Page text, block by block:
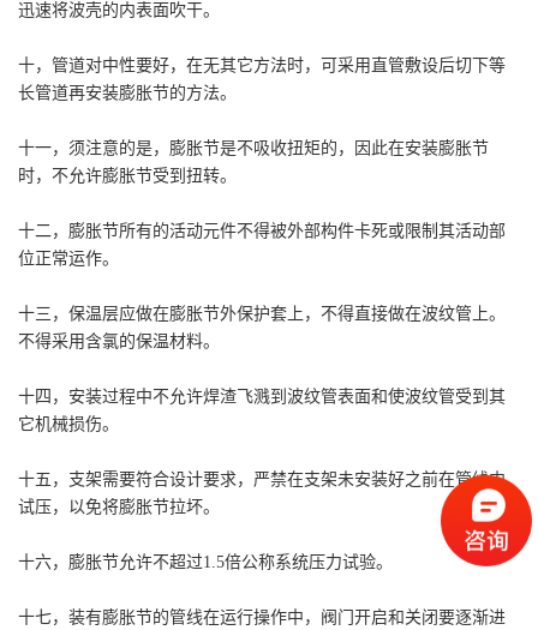
迅速将波壳的内表面吹干。
十，管道对中性要好，在无其它方法时，可采用直管敷设后切下等
长管道再安装膨胀节的方法。
十一，须注意的是，膨胀节是不吸收扭矩的，因此在安装膨胀节
时，不允许膨胀节受到扭转。
十二，膨胀节所有的活动元件不得被外部构件卡死或限制其活动部
位正常运作。
十三，保温层应做在膨胀节外保护套上，不得直接做在波纹管上。
不得采用含氯的保温材料。
十四，安装过程中不允许焊渣飞溅到波纹管表面和使波纹管受到其
它机械损伤。
十五，支架需要符合设计要求，严禁在支架未安装好之前在管线内
试压，以免将膨胀节拉坏。
十六，膨胀节允许不超过1.5倍公称系统压力试验。
十七，装有膨胀节的管线在运行操作中，阀门开启和关闭要逐渐进